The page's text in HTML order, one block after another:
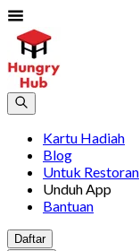
Kartu Hadiah
Blog
Untuk Restoran
Unduh App
Bantuan
Daftar